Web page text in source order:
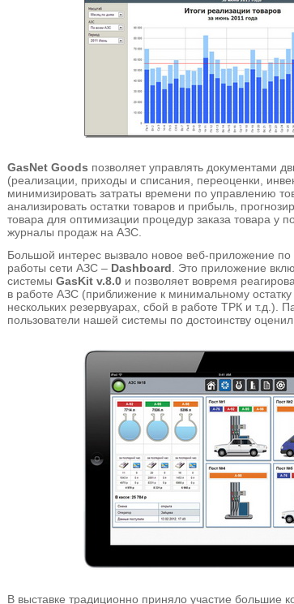
GasNet Goods позволяет управлять документами
(реализации, приходы и списания, переоценки,
минимизировать затраты времени по управлению
анализировать остатки товаров и прибыль,
товара для оптимизации процедур заказа товара у
журналы продаж на АЗС.
Большой интерес вызвало новое веб-приложение
работы сети АЗС – Dashboard . Это приложение
системы GasKit v.8.0 и позволяет вовремя
в работе АЗС (приближение к минимальному
нескольких резервуарах, сбой в работе ТРК и т.д.).
пользователи нашей системы по достоинству
В выставке традиционно приняло участие большие